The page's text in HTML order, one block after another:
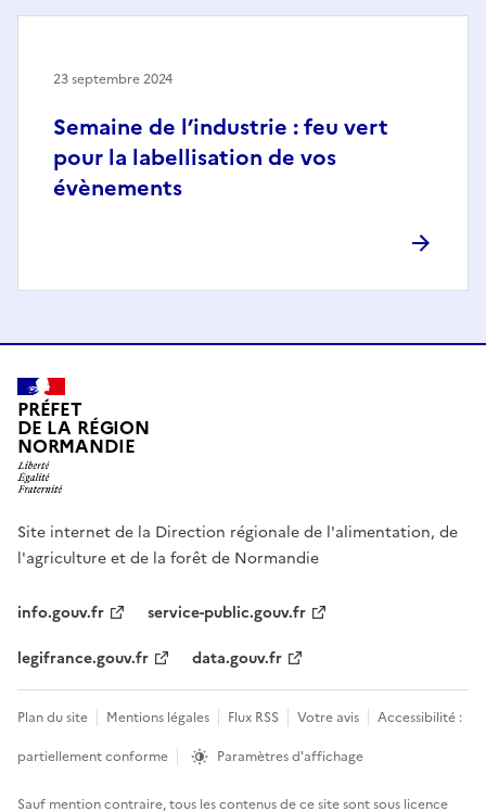
Semaine de l’industrie : feu vert
pour la labellisation de vos
évènements
23 septembre 2024
PRÉFET
DE LA RÉGION
NORMANDIE
Site internet de la Direction régionale de l'alimentation, de
l'agriculture et de la forêt de Normandie
info.gouv.fr
service-public.gouv.fr
legifrance.gouv.fr
data.gouv.fr
Plan du site Mentions légales Flux RSS Votre avis
Accessibilité :
partiellement conforme
Paramètres d'affichage
Sauf mention contraire, tous les contenus de ce site sont sous licence